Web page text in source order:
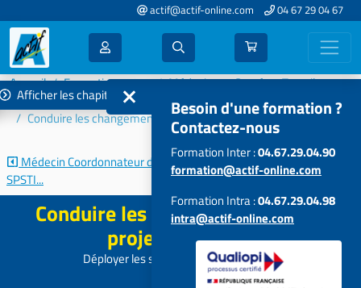
actif@actif-online.com 04 67 29 04 67
Accueil Formations 2025
Médecine et Santé au Travail
PDP - Management - Réglementation - Relation Entreprises
Conduire les changements et les projets en SPSTI
Afficher les chapitres
Médecin Coordonnateur dans un
SPSTI...
Prévention de la
Désinsertion...
Conduire les changements et les
projets en SPSTI
Déployer les synergies de l'équipe pluri
Besoin d'une formation ?
Contactez-nous
Formation Inter :04.67.29.04.90
formation@actif-online.com
Formation Intra :04.67.29.04.98
intra@actif-online.com